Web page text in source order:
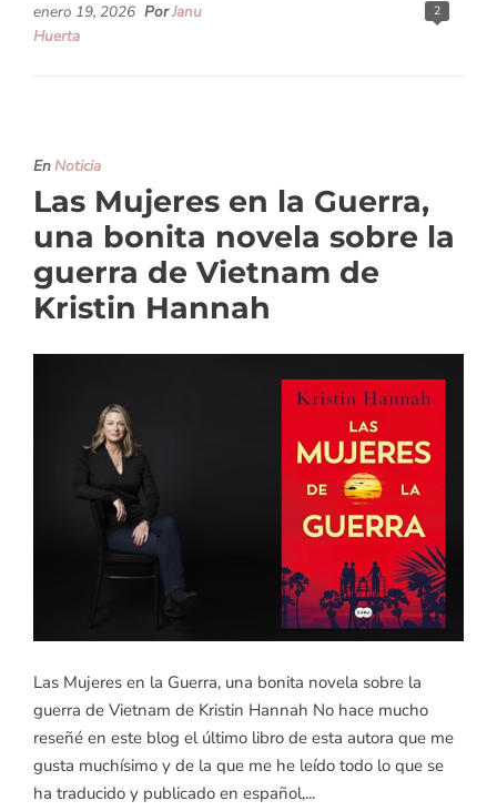
2
enero 19, 2026 PorJanu
Huerta
EnNoticia
Las Mujeres en la Guerra,
una bonita novela sobre la
guerra de Vietnam de
Kristin Hannah
Las Mujeres en la Guerra, una bonita novela sobre la
guerra de Vietnam de Kristin Hannah No hace mucho
reseñé en este blog el último libro de esta autora que me
gusta muchísimo y de la que me he leído todo lo que se
ha traducido y publicado en español,...